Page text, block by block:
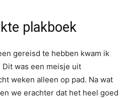
plakboek
gereisd te hebben kwam ik
was een meisje uit
weken alleen op pad. Na wat
we erachter dat het heel goed